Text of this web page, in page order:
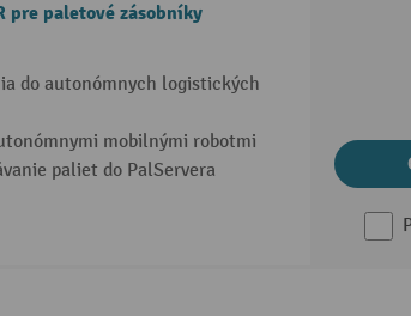
pre paletové zásobníky
do autonómnych logistických
mobilnými robotmi
paliet do PalServera